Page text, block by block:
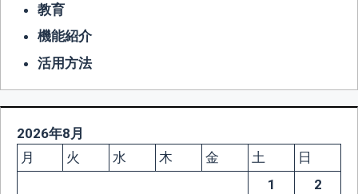
教育
機能紹介
活用方法
2026年8月
月
火 水 木 金 土
日
1
2